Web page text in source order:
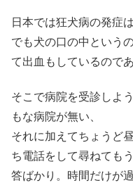
日本では狂犬病の発症
でも犬の口の中という
て出血もしているので
そこで病院を受診しよ
もな病院が無い、
それに加えてちょうど
ち電話をして尋ねても
答ばかり。時間だけが